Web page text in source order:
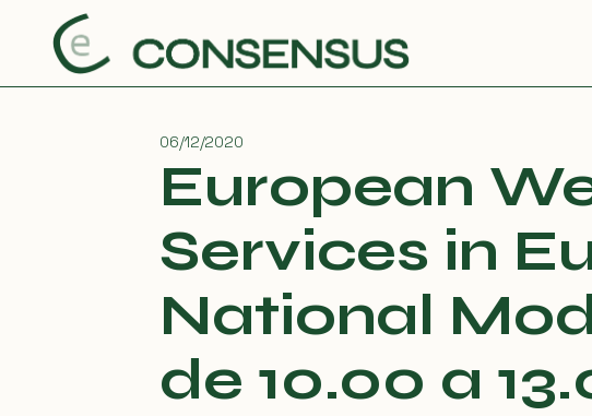
Saltar
contenido
06/12/2020
European
Services in
National
de 10.00 a